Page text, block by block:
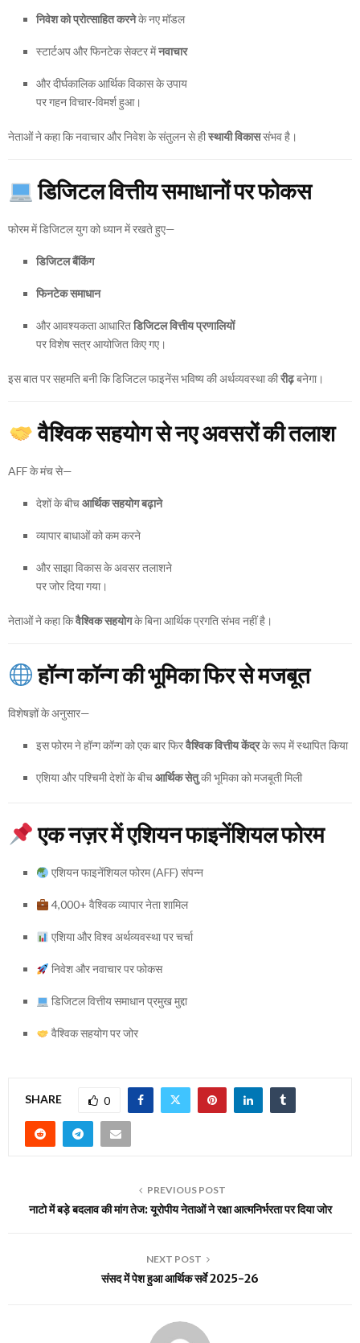
निवेश को प्रोत्साहित करनेके नए मॉडल
स्टार्टअप और फिनटेक सेक्टर मेंनवाचार
और दीर्घकालिक आर्थिक विकास के उपाय
पर गहन विचार-विमर्श हुआ।
नेताओं ने कहा कि नवाचार और निवेश के संतुलन से हीस्थायी विकाससंभव है।
डिजिटल वित्तीय समाधानों पर फोकस
फोरम में डिजिटल युग को ध्यान में रखते हुए—
डिजिटल बैंकिंग
फिनटेक समाधान
और आवश्यकता आधारितडिजिटल वित्तीय प्रणालियों
पर विशेष सत्र आयोजित किए गए।
इस बात पर सहमति बनी कि डिजिटल फाइनेंस भविष्य की अर्थव्यवस्था कीरीढ़बनेगा।
वैश्विक सहयोग से नए अवसरों की तलाश
AFF के मंच से—
देशों के बीचआर्थिक सहयोग बढ़ाने
व्यापार बाधाओं को कम करने
और साझा विकास के अवसर तलाशने
पर जोर दिया गया।
नेताओं ने कहा किवैश्विक सहयोगके बिना आर्थिक प्रगति संभव नहीं है।
हॉन्ग कॉन्ग की भूमिका फिर से मजबूत
विशेषज्ञों के अनुसार—
इस फोरम ने हॉन्ग कॉन्ग को एक बार फिरवैश्विक वित्तीय केंद्रके रूप में स्थापित किया
एशिया और पश्चिमी देशों के बीचआर्थिक सेतुकी भूमिका को मजबूती मिली
एक नज़र में एशियन फाइनेंशियल फोरम
एशियन फाइनेंशियल फोरम (AFF) संपन्न
4,000+ वैश्विक व्यापार नेता शामिल
एशिया और विश्व अर्थव्यवस्था पर चर्चा
निवेश और नवाचार पर फोकस
डिजिटल वित्तीय समाधान प्रमुख मुद्दा
वैश्विक सहयोग पर जोर
SHARE 0
PREVIOUS POST
नाटो में बड़े बदलाव की मांग तेज: यूरोपीय नेताओं ने रक्षा आत्मनिर्भरता पर दिया जोर
NEXT POST
संसद में पेश हुआ आर्थिक सर्वे 2025-26